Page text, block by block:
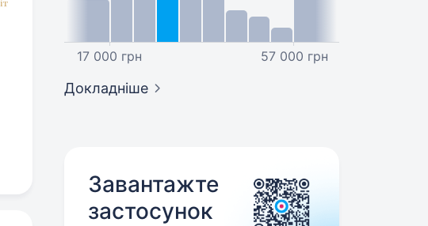
17 000 грн 57 000 грн
Докладніше
Завантажте
застосунок